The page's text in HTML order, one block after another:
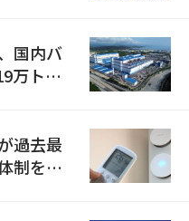
国内バ
万トン
過去最
制を点